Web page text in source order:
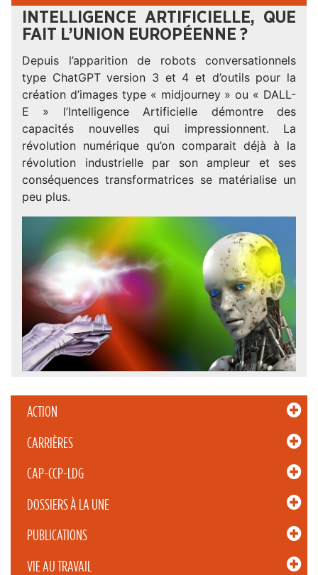
ACTION
CARRIÈRES
CAP-CCP-LDG
DOSSIERS À LA UNE
PUBLICATIONS
VIE AU TRAVAIL
INTELLIGENCE ARTIFICIELLE, QUE
FAIT L’UNION EUROPÉENNE ?
Depuis l’apparition de robots conversationnels
type ChatGPT version 3 et 4 et d’outils pour la
création d’images type « midjourney » ou « DALL-
E » l’Intelligence Artificielle démontre des
capacités nouvelles qui impressionnent. La
révolution numérique qu’on comparait déjà à la
révolution industrielle par son ampleur et ses
conséquences transformatrices se matérialise un
peu plus.